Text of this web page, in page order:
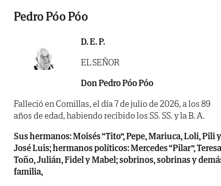
Pedro Póo Póo
D. E. P.
EL SEÑOR
Don Pedro Póo Póo
Falleció en Comillas, el día 7 de julio de 2026, a los 89
años de edad, habiendo recibido los SS. SS. y la B. A.
Sus hermanos: Moisés “Tito”, Pepe, Mariuca, Loli, Pili y
José Luis; hermanos políticos: Mercedes “Pilar”,
Toño, Julián, Fidel y Mabel; sobrinos, sobrinas y
familia,